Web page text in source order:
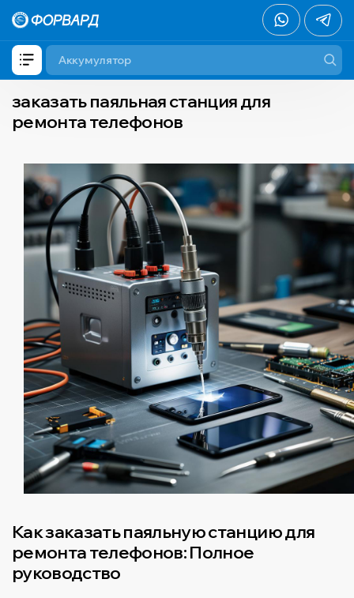
заказать паяльная станция для
ремонта телефонов
Как заказать паяльную станцию для
ремонта телефонов: Полное
руководство